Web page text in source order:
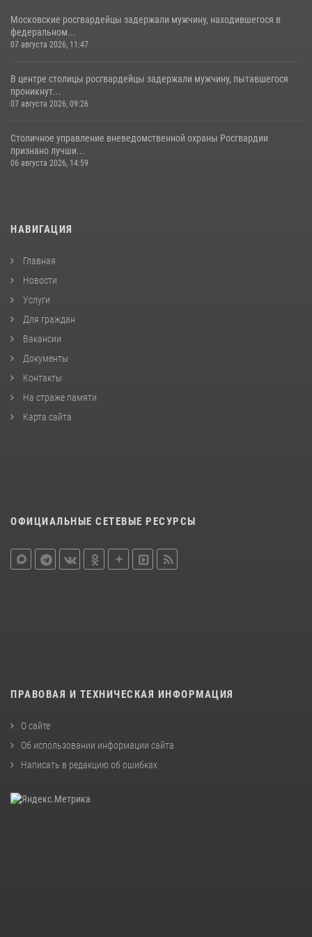
Московские росгвардейцы задержали мужчину, находившегося в
федеральном...
07 августа 2026, 11:47
В центре столицы росгвардейцы задержали мужчину, пытавшегося
проникнут...
07 августа 2026, 09:26
Столичное управление вневедомственной охраны Росгвардии
признано лучши...
06 августа 2026, 14:59
НАВИГАЦИЯ
Главная
Новости
Услуги
Для граждан
Вакансии
Документы
Контакты
На страже памяти
Карта сайта
ОФИЦИАЛЬНЫЕ СЕТЕВЫЕ РЕСУРСЫ
ПРАВОВАЯ И ТЕХНИЧЕСКАЯ ИНФОРМАЦИЯ
О сайте
Об использовании информации сайта
Написать в редакцию об ошибках